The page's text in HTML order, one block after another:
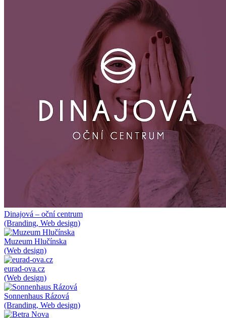
Dinajová – oční centrum
(Branding, Web design)
Muzeum Hlučínska
(Web design)
eurad-ova.cz
(Web design)
Sonnenhaus Rázová
(Branding, Web design)